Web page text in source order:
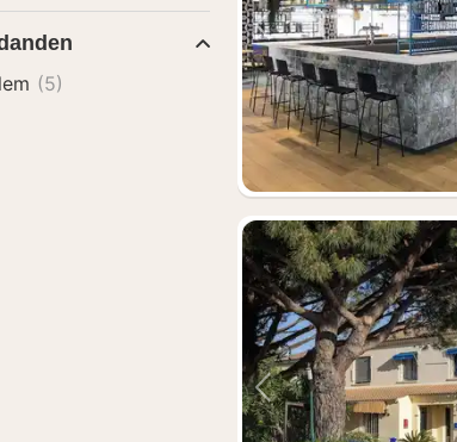
Föregående bild
Föregående bild
(5)